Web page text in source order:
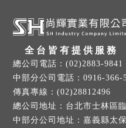
全台皆有提供服務
(02)2883-9841
0916-366-
(02)28812496
台北市士林區
嘉義縣太